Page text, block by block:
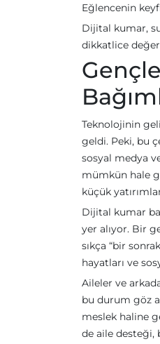
Eğlencenin
Dijital kumar,
dikkatlice
Teknolojinin
geldi. Peki, bu
sosyal medya
mümkün hale
küçük
Dijital kumar
yer alıyor. Bir
sıkça “bir
hayatları ve
Aileler ve
bu durum göz
meslek haline
de aile desteği,